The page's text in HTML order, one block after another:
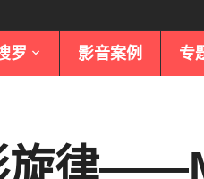
罗 影音案例 专
旋律